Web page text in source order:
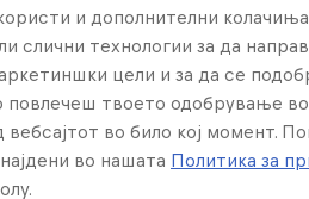
и дополнителни колачиња
слични технологии за да
цели и за да се
повлечеш твоето одобрување
во било кој момент.
во нашата Политика за